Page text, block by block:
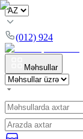
(012) 924
Məhsullar